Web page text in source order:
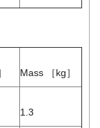
Mass ［kg］
1.3